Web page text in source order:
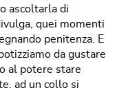
ascoltarla di
quei momenti
penitenza. E
da gustare
al potere stare
ad un collo si